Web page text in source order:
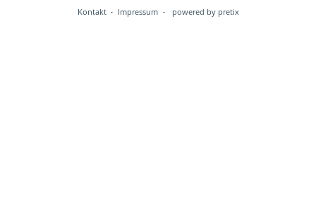
Kontakt Impressum powered by pretix